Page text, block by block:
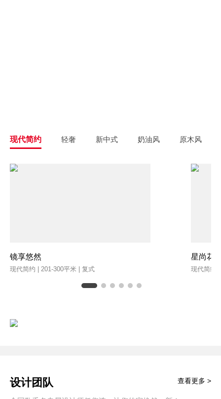
现代简约 轻奢 新中式 奶油风 原木风
镜享悠然
现代简约 | 201-300平米 | 复式
星尚花
现代简约
设计团队 查看更多 >